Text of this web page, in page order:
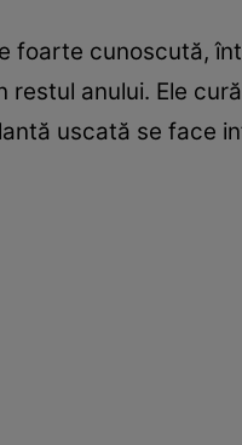
foarte cunoscută,
anului. Ele
uscată se face